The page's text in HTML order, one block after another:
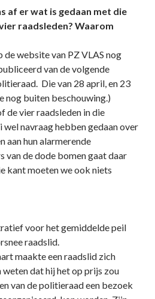
af er wat is gedaan met die
raadsleden? Waarom
website van PZ VLAS nog
van de volgende
Die van 28 april, en 23
nog buiten beschouwing.)
de vier raadsleden in die
wel navraag hebben gedaan over
aan hun alarmerende
van de dode bomen gaat daar
kant moeten we ook niets
voor het gemiddelde peil
raadslid.
maakte een raadslid zich
dat hij het op prijs zou
van de politieraad een bezoek